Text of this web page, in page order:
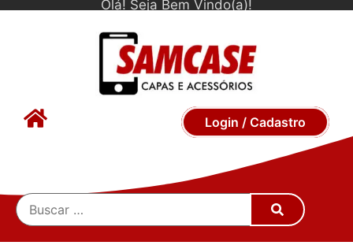
Olá! Seja Bem Vindo(a)!
Login / Cadastro